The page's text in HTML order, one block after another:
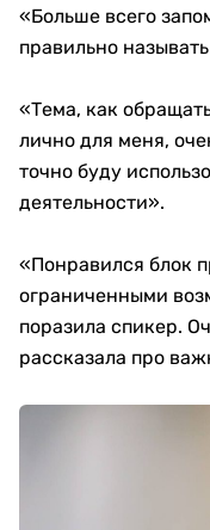
«Больше всего
правильно
«Тема, как
лично для меня,
точно буду
деятельности».
«Понравился блок
ограниченными
поразила спикер.
рассказала про